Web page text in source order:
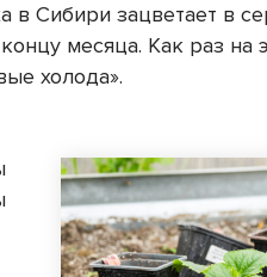
в Сибири зацветает в
месяца. Как раз на
холода».